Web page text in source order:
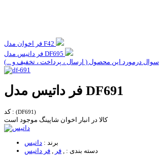
فر اخوان مدل F42
فر داتیس مدل DF695
سوال درمورد این محصول ( ارسال ، پرداخت ، تخفیف و ...)
فر داتیس مدل DF691
کد : (DF691)
کالا در انبار اخوان شاپینگ موجود است
برند : داتیس
دسته بندی :
فر
فر داتیس